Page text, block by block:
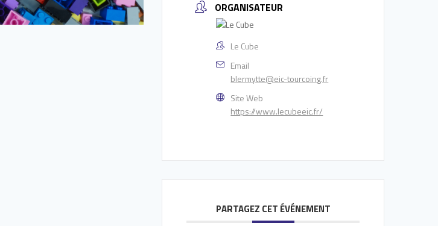
ORGANISATEUR
Le Cube
Email
blermytte@eic-tourcoing.fr
Site Web
https://www.lecubeeic.fr/
PARTAGEZ CET ÉVÉNEMENT